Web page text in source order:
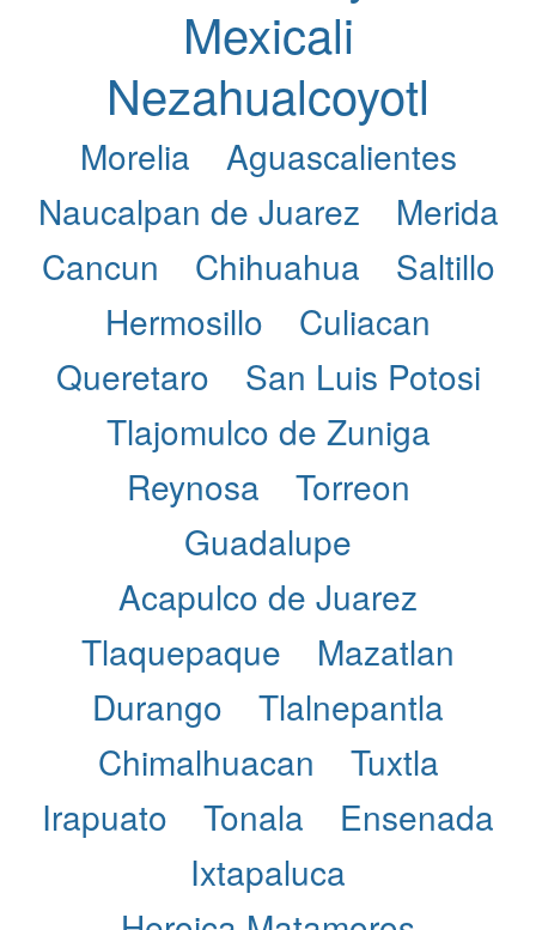
Mexicali
Nezahualcoyotl
Morelia
Aguascalientes
Naucalpan de Juarez
Merida
Cancun
Chihuahua
Saltillo
Hermosillo
Culiacan
Queretaro
San Luis Potosi
Tlajomulco de Zuniga
Reynosa
Torreon
Guadalupe
Acapulco de Juarez
Tlaquepaque
Mazatlan
Durango
Tlalnepantla
Chimalhuacan
Tuxtla
Irapuato
Tonala
Ensenada
Ixtapaluca